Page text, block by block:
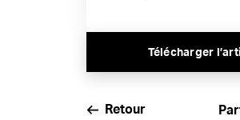
Télécharger
Retour